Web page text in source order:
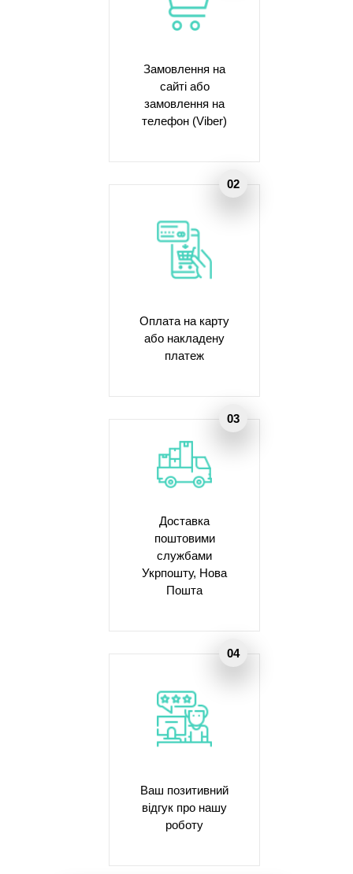
Замовлення на
сайті або
замовлення на
телефон (Viber)
Оплата на карту
або накладену
платеж
Доставка
поштовими
службами
Укрпошту, Нова
Пошта
Ваш позитивний
відгук про нашу
роботу